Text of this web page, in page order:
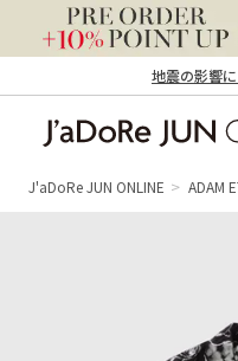
地震の影響
ン オンライン）
J'aDoRe JUN ONLINE ADAM